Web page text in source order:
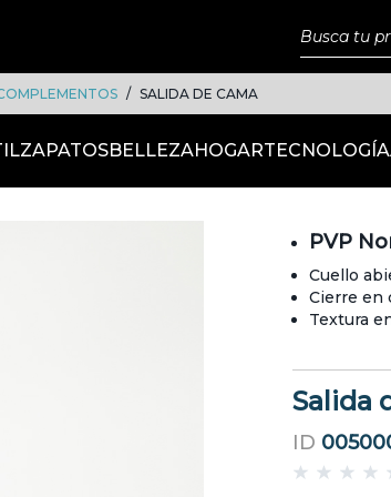
SALIDA DE CAMA
ZAPATOSBELLEZAHOGARTECNOLOGÍA
PVP
Cuello
Cierre en
Textura
Salida
ID